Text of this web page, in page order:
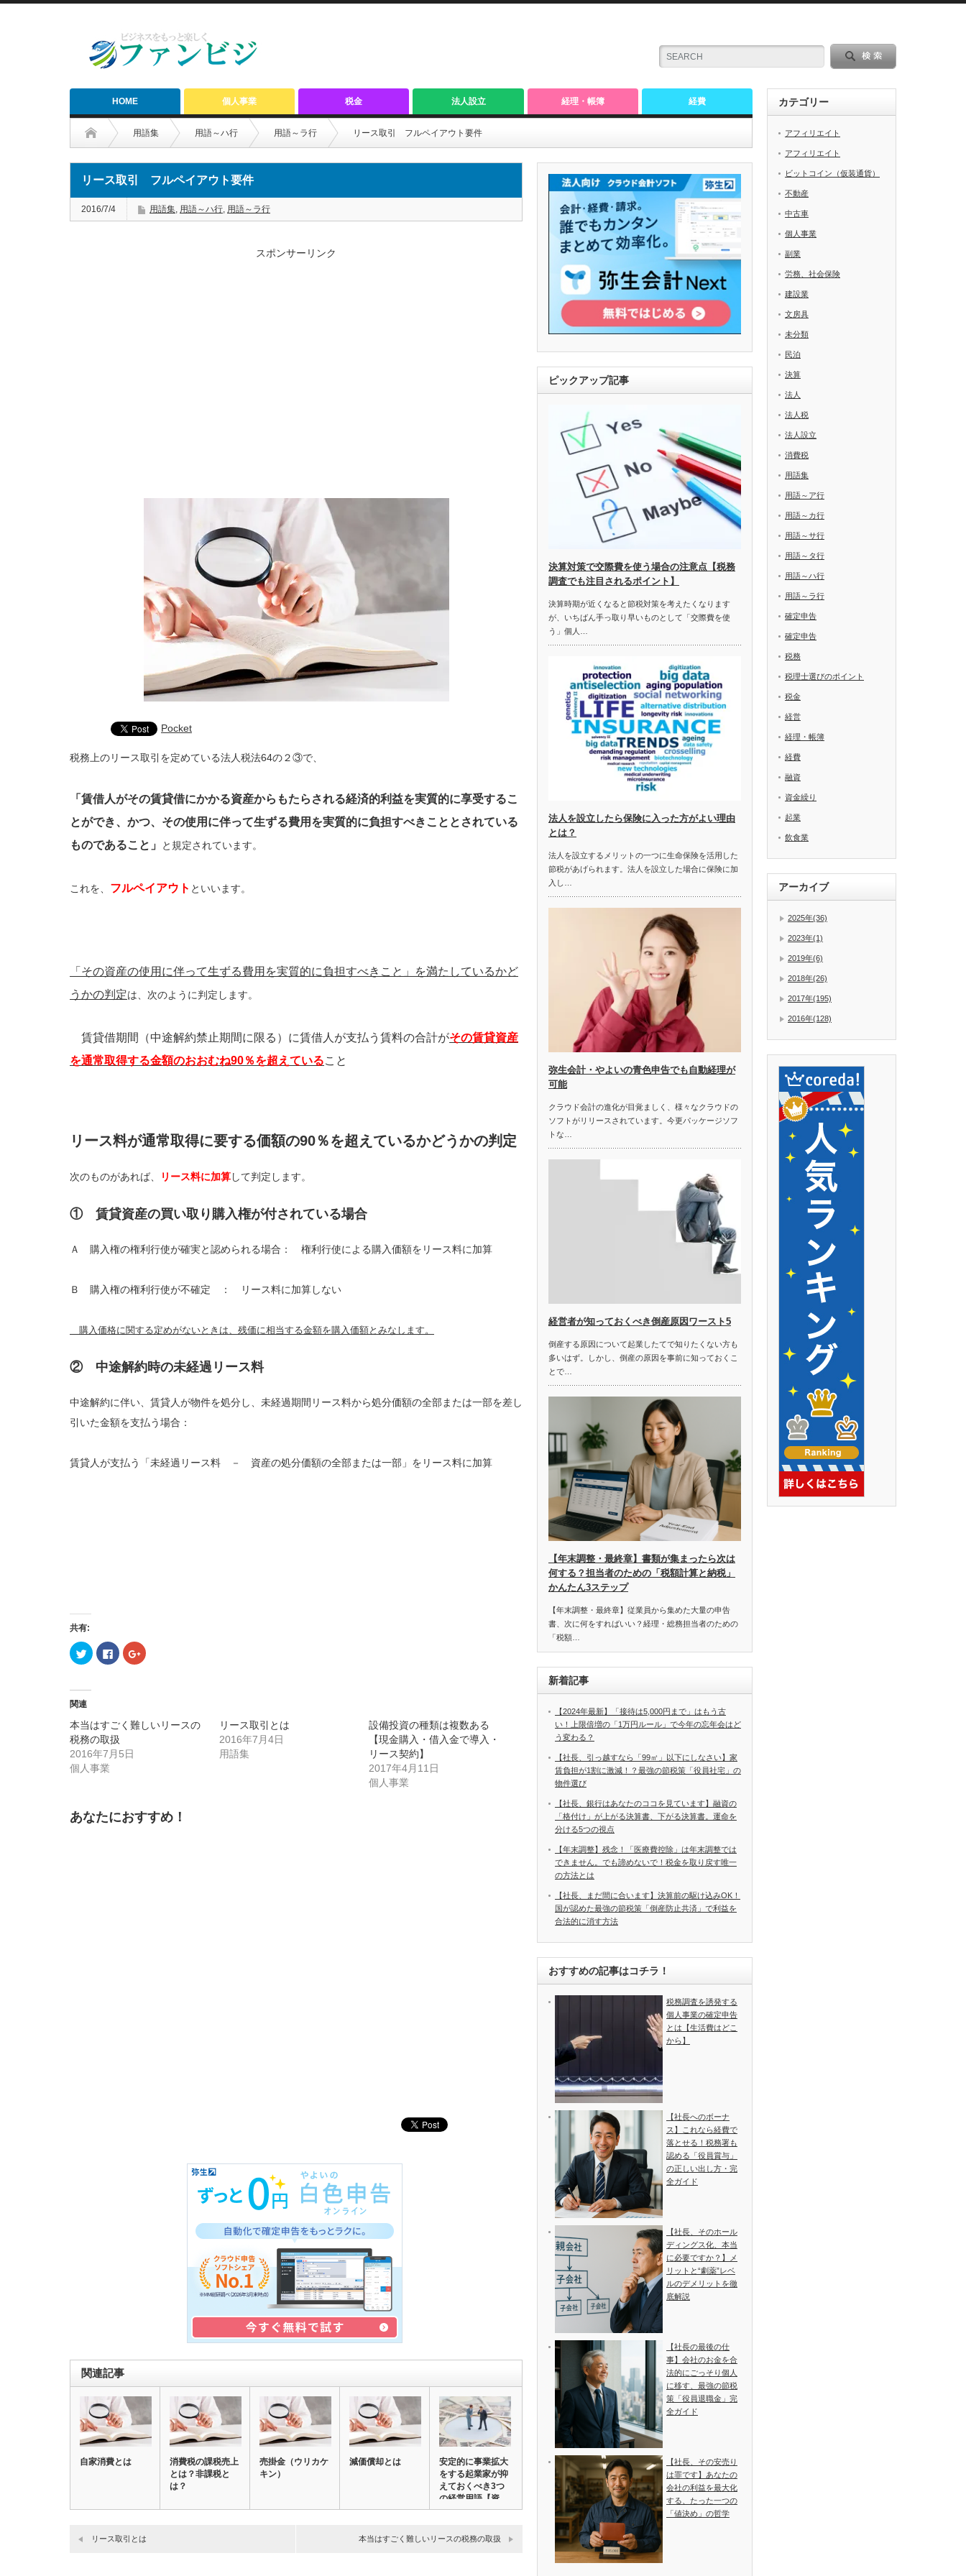
HOME 個人事業 税金 法人設立 経理・帳簿 経費
用語集 用語～ハ行 用語～ラ行 リース取引 フルペイアウト要件
リース取引 フルペイアウト要件
2016/7/4 用語集, 用語～ハ行, 用語～ラ行
スポンサーリンク
Pocket
税務上のリース取引を定めている法人税法64の２③で、
「賃借人がその賃貸借にかかる資産からもたらされる経済的利益を実質的に享受するこ
とができ、かつ、その使用に伴って生ずる費用を実質的に負担すべきこととされている
ものであること」
と規定されています。
これを、 フルペイアウト といいます。
「その資産の使用に伴って生ずる費用を実質的に負担すべきこと」を満たしているかど
うかの判定は、次のように判定します。
賃貸借期間（中途解約禁止期間に限る）に賃借人が支払う賃料の合計がその賃貸資産
を通常取得する金額のおおむね90％を超えていること
リース料が通常取得に要する価額の90％を超えているかどうかの判定
次のものがあれば、 リース料に加算して判定します。
① 賃貸資産の買い取り購入権が付されている場合
Ａ 購入権の権利行使が確実と認められる場合： 権利行使による購入価額をリース料に加算
Ｂ 購入権の権利行使が不確定 ： リース料に加算しない
購入価格に関する定めがないときは、残価に相当する金額を購入価額とみなします。
② 中途解約時の未経過リース料
中途解約に伴い、賃貸人が物件を処分し、未経過期間リース料から処分価額の全部または一部を差し
引いた金額を支払う場合：
賃貸人が支払う「未経過リース料 － 資産の処分価額の全部または一部」をリース料に加算
共有:
ク
リ
て
共
有
(新
し
い
ウ
ィ
開
き
Facebook
で
ク
リ
ッ
ク
し
て
し
い
ク
リ
共
有
開
き
関連
本当はすごく難しいリースの
税務の取扱
2016年7月5日
個人事業
リース取引とは
2016年7月4日
用語集
設備投資の種類は複数ある
【現金購入・借入金で導入・
リース契約】
2017年4月11日
個人事業
あなたにおすすめ！
関連記事
自家消費とは
消費税の課税売上
とは？非課税と
は？
売掛金（ウリカケ
キン）
減価償却とは
安定的に事業拡大
をする起業家が抑
えておくべき3つ
の経営用語【資
本…
リース取引とは 本当はすごく難しいリースの税務の取扱
ピックアップ記事
決算対策で交際費を使う場合の注意点【税務
調査でも注目されるポイント】
決算時期が近くなると節税対策を考えたくなります
が、いちばん手っ取り早いものとして「交際費を使
う」個人…
法人を設立したら保険に入った方がよい理由
とは？
法人を設立するメリットの一つに生命保険を活用した
節税があげられます。法人を設立した場合に保険に加
入し…
弥生会計・やよいの青色申告でも自動経理が
可能
クラウド会計の進化が目覚ましく、様々なクラウドの
ソフトがリリースされています。今更パッケージソフ
トな…
経営者が知っておくべき倒産原因ワースト5
倒産する原因について起業したてで知りたくない方も
多いはず。しかし、倒産の原因を事前に知っておくこ
とで…
【年末調整・最終章】書類が集まったら次は
何する？担当者のための「税額計算と納税」
かんたん3ステップ
【年末調整・最終章】従業員から集めた大量の申告
書、次に何をすればいい？経理・総務担当者のための
「税額…
新着記事
【2024年最新】「接待は5,000円まで」はもう古
い！上限倍増の「1万円ルール」で今年の忘年会はど
う変わる？
【社長、引っ越すなら「99㎡」以下にしなさい】家
賃負担が1割に激減！？最強の節税策「役員社宅」の
物件選び
【社長、銀行はあなたのココを見ています】融資の
「格付け」が上がる決算書、下がる決算書。運命を
分ける5つの視点
【年末調整】残念！「医療費控除」は年末調整では
できません。でも諦めないで！税金を取り戻す唯一
の方法とは
【社長、まだ間に合います】決算前の駆け込みOK！
国が認めた最強の節税策「倒産防止共済」で利益を
合法的に消す方法
おすすめの記事はコチラ！
税務調査を誘発する
個人事業の確定申告
とは【生活費はどこ
から】
【社長へのボーナ
ス】これなら経費で
落とせる！税務署も
認める「役員賞与」
の正しい出し方・完
全ガイド
【社長、そのホール
ディングス化、本当
に必要ですか？】メ
リットと“劇薬”レベ
ルのデメリットを徹
底解説
【社長の最後の仕
事】会社のお金を合
法的にごっそり個人
に移す、最強の節税
策「役員退職金」完
全ガイド
【社長、その安売り
は罪です】あなたの
会社の利益を最大化
する、たった一つの
「値決め」の哲学
カテゴリー
アフィリエイト
アフィリエイト
ビットコイン（仮装通貨）
不動産
中古車
個人事業
副業
労務、社会保険
建設業
文房具
未分類
民泊
決算
法人
法人税
法人設立
消費税
用語集
用語～ア行
用語～カ行
用語～サ行
用語～タ行
用語～ハ行
用語～ラ行
確定申告
確定申告
税務
税理士選びのポイント
税金
経営
経理・帳簿
経費
融資
資金繰り
起業
飲食業
アーカイブ
2025年(36)
2023年(1)
2019年(6)
2018年(26)
2017年(195)
2016年(128)